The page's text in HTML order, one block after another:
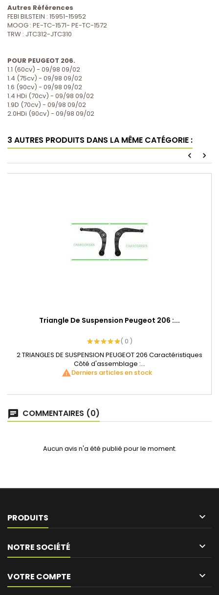
Autres Références
FEBI BILSTEIN : 15951-15952
MOOG : PE-TC-1571- PE-TC-1572
TRW : JTC312-JTC310
POUR PEUGEOT 206.
1.1 (60cv) - 09/98 09/02
1.4 (75cv) - 09/98 09/02
1.6 (90cv) - 09/98 09/02
1.4 HDi (70cv) - 09/98 09/02
1.9D (70cv) - 09/98 09/02
2.0HDi (90cv) - 09/98 09/02
3 AUTRES PRODUITS DANS LA MÊME CATÉGORIE :
chevron_left chevron_right
Triangle De Suspension Peugeot 206 :...
( 0 )
2 TRIANGLES DE SUSPENSION PEUGEOT 206 Caractéristiques
Côté d'assemblage :...
warningDerniers articles en stock
COMMENTAIRES (0)
Aucun avis n'a été publié pour le moment.
PRODUITS 
NOTRE SOCIÉTÉ 
VOTRE COMPTE 